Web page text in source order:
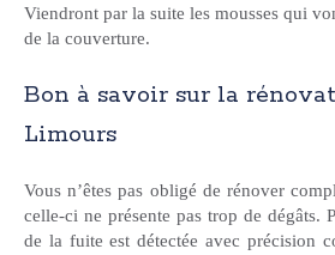
Viendront par la suite les mousses qui
de la couverture.
Bon à savoir sur la
Limours
Vous n’êtes pas obligé de rénover
celle-ci ne présente pas trop de dégâts.
de la fuite est détectée avec précision